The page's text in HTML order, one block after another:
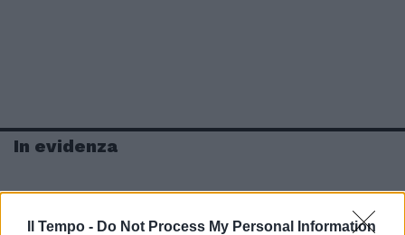
Il Tempo - Do Not Process My Personal Information
In evidenza